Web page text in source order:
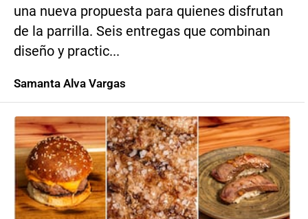
una nueva propuesta para quienes disfrutan
de la parrilla. Seis entregas que combinan
diseño y practic...
Samanta Alva Vargas